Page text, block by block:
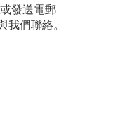
發送電郵
們聯絡。